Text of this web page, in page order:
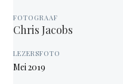
FOTOGRAAF
Chris Jacobs
LEZERSFOTO
Mei 2019